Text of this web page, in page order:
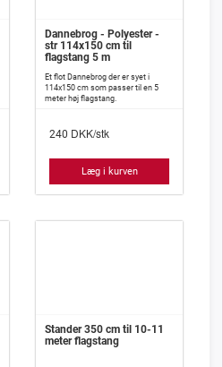
Dannebrog - Polyester -
str 114x150 cm til
flagstang 5 m
Et flot Dannebrog der er syet i
114x150 cm som passer til en 5
meter høj flagstang.
240 DKK/stk
Læg i kurven
Stander 350 cm til 10-11
meter flagstang